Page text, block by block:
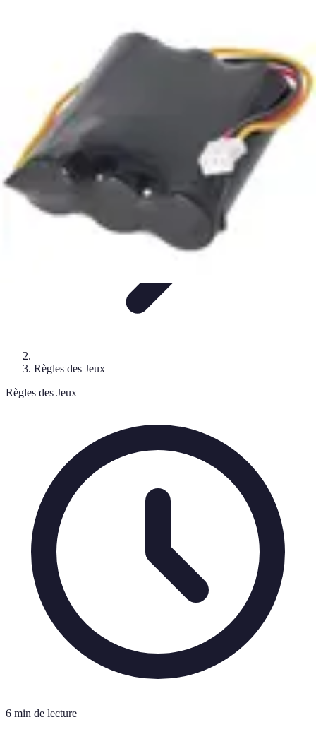
Règles et Jeux
Règles des Jeux
Règles des Jeux
6 min de lecture